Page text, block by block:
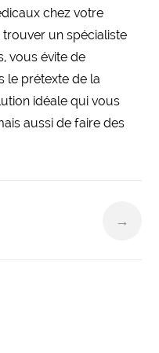
chez votre
trouver un spécialiste
vous évite de
le prétexte de la
idéale qui vous
aussi de faire des
→